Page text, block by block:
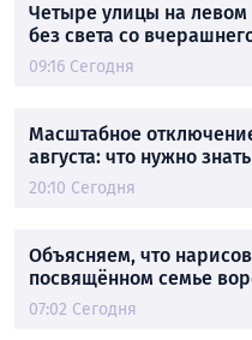
Четыре улицы на левом
без света со
09:16 Сегодня
Масштабное
августа: что нужно знать
20:10 Сегодня
Объясняем, что
посвящённом семье
07:02 Сегодня